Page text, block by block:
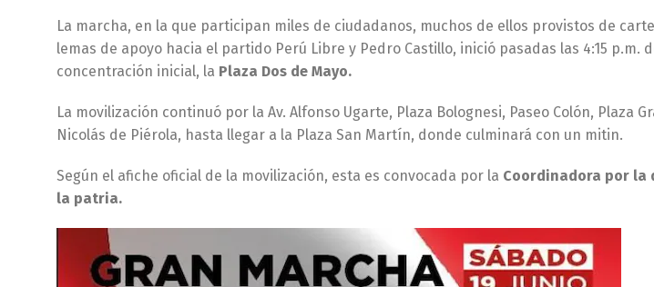
La marcha, en la que participan miles de ciudadanos, muchos de ellos provistos de
lemas de apoyo hacia el partido Perú Libre y Pedro Castillo, inició pasadas las 4:15 p.m.
concentración inicial, la Plaza Dos de Mayo.
La movilización continuó por la Av. Alfonso Ugarte, Plaza Bolognesi, Paseo Colón, Plaza
Nicolás de Piérola, hasta llegar a la Plaza San Martín, donde culminará con un mitin.
Según el afiche oficial de la movilización, esta es convocada por la Coordinadora por la
la patria.